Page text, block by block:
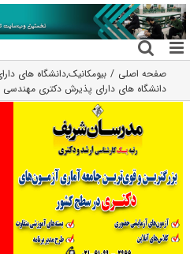
رفتن
به
محتوا
صفحه اصلی بیومکانیک,دانشگاه های
دانشگاه های دارای پذیرش دکتری